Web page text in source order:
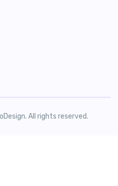
All rights reserved.